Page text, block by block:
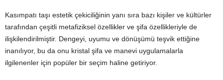
Kasımpatı taşı estetik çekiciliğinin yanı sıra bazı kişiler ve kültürler
tarafından çeşitli metafiziksel özellikler ve şifa özellikleriyle de
ilişkilendirilmiştir. Dengeyi, uyumu ve dönüşümü teşvik ettiğine
inanılıyor, bu da onu kristal şifa ve manevi uygulamalarla
ilgilenenler için popüler bir seçim haline getiriyor.